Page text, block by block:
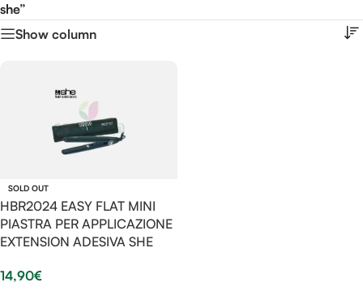
she”
Show column
SOLD OUT
HBR2024 EASY FLAT MINI
PIASTRA PER APPLICAZIONE
EXTENSION ADESIVA SHE
14,90€